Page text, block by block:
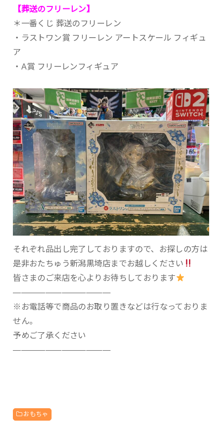
【葬送のフリーレン】
＊一番くじ 葬送のフリーレン
・ラストワン賞 フリーレン アートスケール フィギュ
ア
・A賞 フリーレンフィギュア
それぞれ品出し完了しておりますので、お探しの方は
是非おたちゅう新潟黒埼店までお越しください
皆さまのご来店を心よりお待ちしております
————————————
※お電話等で商品のお取り置きなどは行なっておりま
せん。
予めご了承ください
————————————
おもちゃ